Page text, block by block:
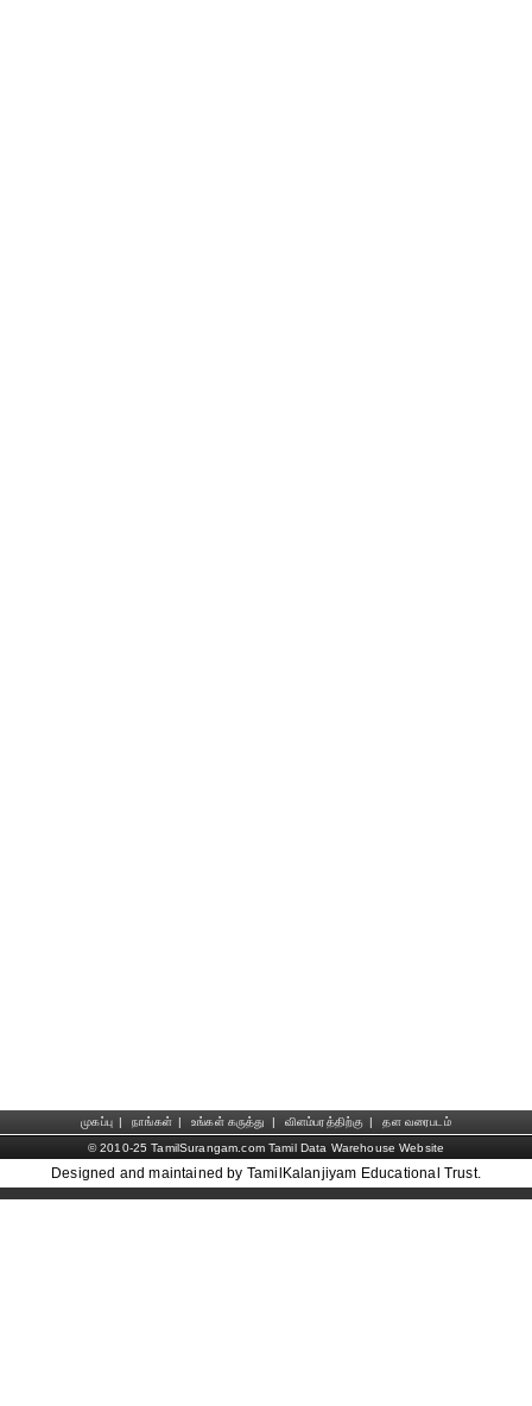
முகப்பு | நாங்கள் | உங்கள் கருத்து | விளம்பரத்திற்கு |
தள வரைபடம்
© 2010-25 TamilSurangam.com Tamil Data Warehouse Website
Designed and maintained by TamilKalanjiyam Educational Trust.